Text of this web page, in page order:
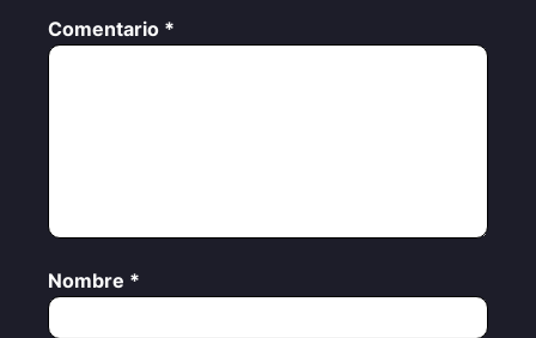
Comentario *
Nombre *